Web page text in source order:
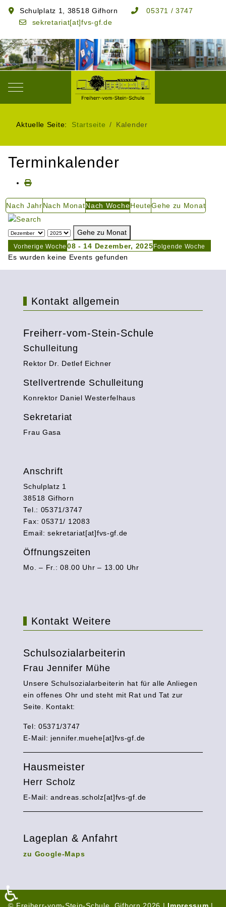
Schulplatz 1, 38518 Gifhorn
05371 / 3747
sekretariat[at]fvs-gf.de
Mobile Menu Toggle
Aktuelle Seite: Startseite Kalender
Terminkalender
Nach JahrNach MonatNach WocheHeuteGehe zu Monat
Gehe zu Monat
Vorherige Woche 08 - 14 Dezember, 2025 Folgende Woche
Es wurden keine Events gefunden
Kontakt allgemein
Freiherr-vom-Stein-Schule
Schulleitung
Rektor Dr. Detlef Eichner
Stellvertrende Schulleitung
Konrektor Daniel Westerfelhaus
Sekretariat
Frau Gasa
Anschrift
Schulplatz 1
38518 Gifhorn
Tel.: 05371/3747
Fax: 05371/ 12083
Email: sekretariat[at]fvs-gf.de
Öffnungszeiten
Mo. – Fr.: 08.00 Uhr – 13.00 Uhr
Kontakt Weitere
Schulsozialarbeiterin
Frau Jennifer Mühe
Unsere Schulsozialarbeiterin hat für alle Anliegen
ein offenes Ohr und steht mit Rat und Tat zur
Seite. Kontakt:
Tel: 05371/3747
E-Mail: jennifer.muehe[at]fvs-gf.de
Hausmeister
Herr Scholz
E-Mail: andreas.scholz[at]fvs-gf.de
Lageplan & Anfahrt
zu Google-Maps